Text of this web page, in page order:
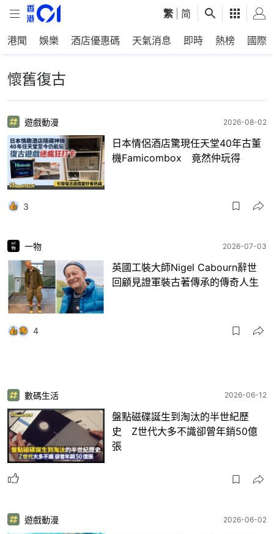
繁 简
港聞 娛樂 酒店優惠碼 天氣消息 即時 熱榜 國際
懷舊復古
遊戲動漫 2026-08-02
日本情侶酒店驚現任天堂40年古董
機Famicombox 竟然仲玩得
3
一物 2026-07-03
英國工裝大師Nigel Cabourn辭世
回顧見證軍裝古著傳承的傳奇人生
4
數碼生活 2026-06-12
盤點磁碟誕生到淘汰的半世紀歷
史 Z世代大多不識卻曾年銷50億
張
遊戲動漫 2026-06-02